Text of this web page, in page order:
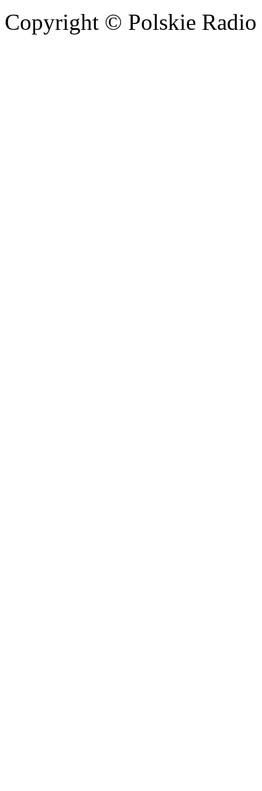
Copyright © Polskie